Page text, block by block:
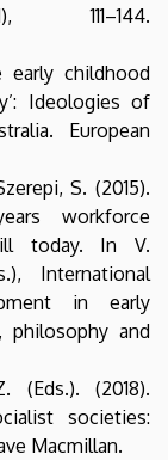
111–144.
early childhood
Ideologies of
European
S. (2015).
workforce
today. In V.
International
in early
philosophy and
(2018).
societies:
Macmillan.